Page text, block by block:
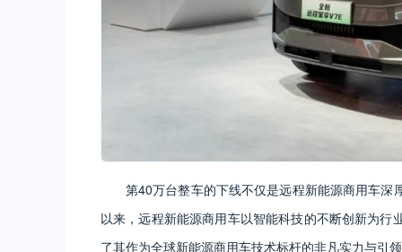
第40万台整车的下线不仅是远程新能源商用车
以来，远程新能源商用车以智能科技的不断创新为
了其作为全球新能源商用车技术标杆的非凡实力与引